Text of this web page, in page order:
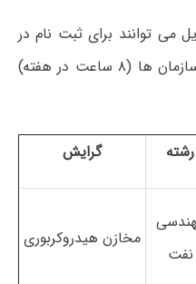
می توانند برای ثبت نام در
طرح کار پاره وقت در صنایع و سازمان ها (۸ ساعت در هفته)
رشته گرایش
نفت
مخازن هیدروکربوری